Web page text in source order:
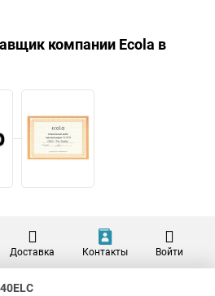
компании Ecola в
Доставка Контакты Войти